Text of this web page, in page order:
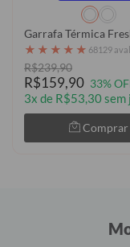
Garrafa Térmica
★ ★ ★ ★ ★ 68129
R$239,90
R$159,90 33%
3x de R$53,30 sem
Comprar